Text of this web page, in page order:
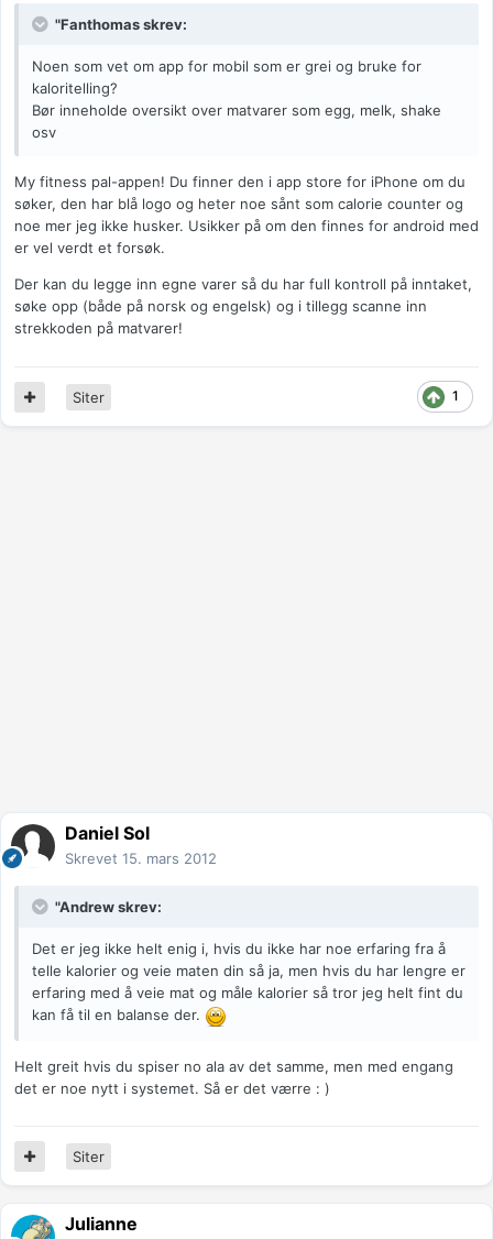
"Fanthomas skrev:
Noen som vet om app for mobil som er grei og bruke for
kaloritelling?
Bør inneholde oversikt over matvarer som egg, melk, shake
osv
My fitness pal-appen! Du finner den i app store for iPhone om du
søker, den har blå logo og heter noe sånt som calorie counter og
noe mer jeg ikke husker. Usikker på om den finnes for android med
er vel verdt et forsøk.
Der kan du legge inn egne varer så du har full kontroll på inntaket,
søke opp (både på norsk og engelsk) og i tillegg scanne inn
strekkoden på matvarer!
1
Siter
Daniel Sol
Skrevet 15. mars 2012
"Andrew skrev:
Det er jeg ikke helt enig i, hvis du ikke har noe erfaring fra å
telle kalorier og veie maten din så ja, men hvis du har lengre er
erfaring med å veie mat og måle kalorier så tror jeg helt fint du
kan få til en balanse der.
Helt greit hvis du spiser no ala av det samme, men med engang
det er noe nytt i systemet. Så er det værre : )
Siter
Julianne